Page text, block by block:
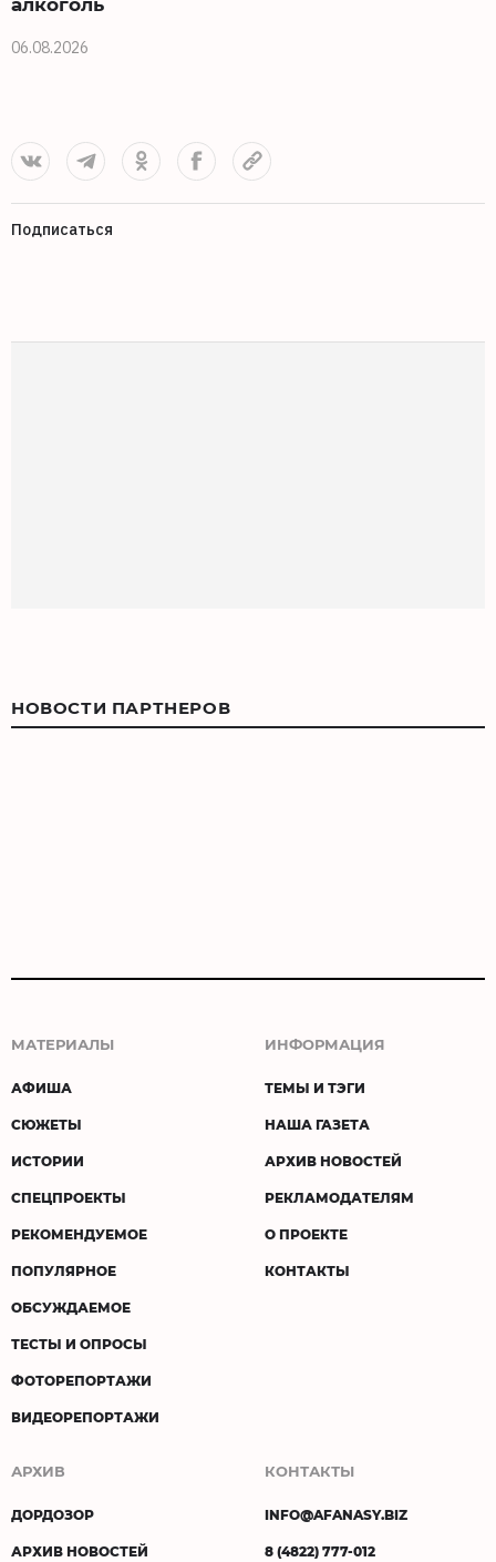
06.08.2026
Подписаться
НОВОСТИ ПАРТНЕРОВ
МАТЕРИАЛЫ
АФИША
СЮЖЕТЫ
ИСТОРИИ
СПЕЦПРОЕКТЫ
РЕКОМЕНДУЕМОЕ
ПОПУЛЯРНОЕ
ОБСУЖДАЕМОЕ
ТЕСТЫ И ОПРОСЫ
ФОТОРЕПОРТАЖИ
ВИДЕОРЕПОРТАЖИ
ИНФОРМАЦИЯ
ТЕМЫ И ТЭГИ
НАША ГАЗЕТА
АРХИВ НОВОСТЕЙ
РЕКЛАМОДАТЕЛЯМ
О ПРОЕКТЕ
КОНТАКТЫ
АРХИВ
ДОРДОЗОР
АРХИВ НОВОСТЕЙ
КОНТАКТЫ
INFO@AFANASY.BIZ
8 (4822) 777-012